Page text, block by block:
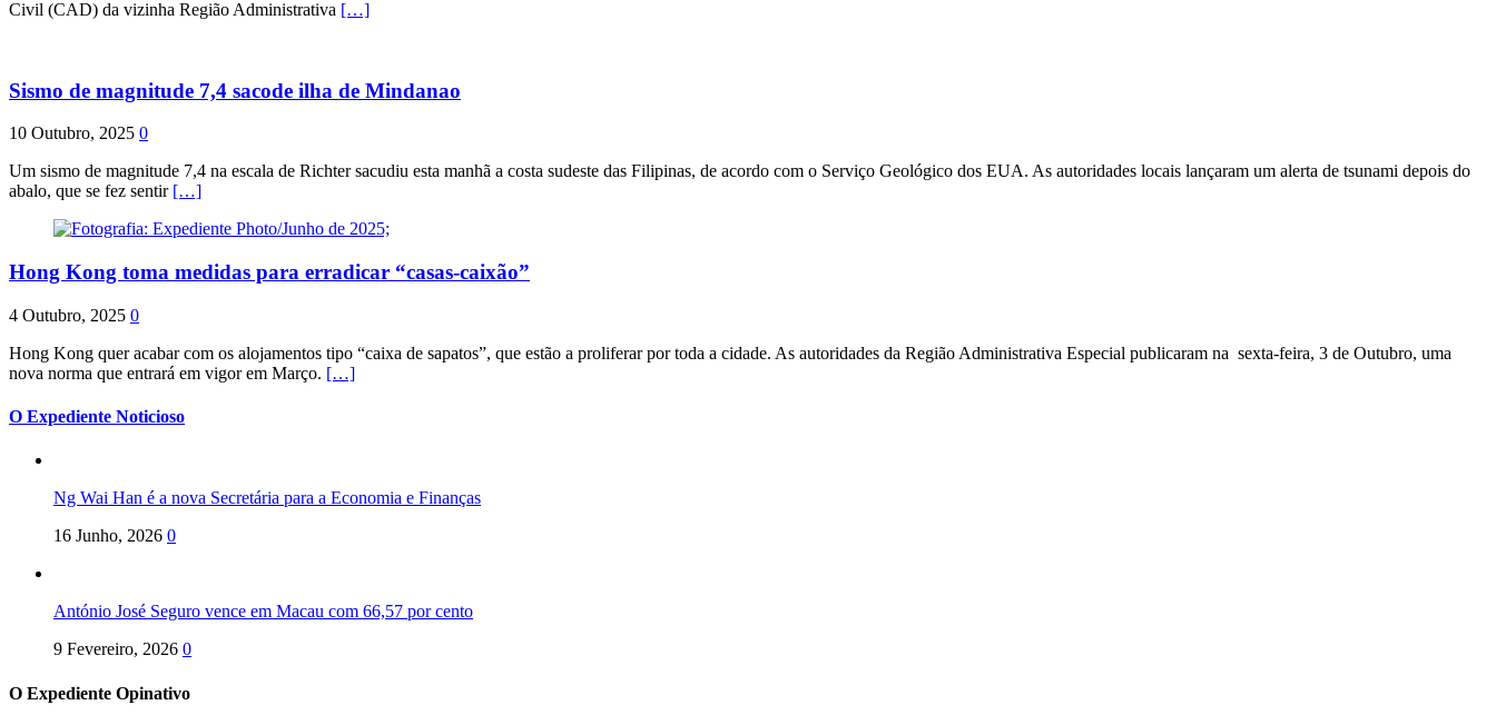
Civil (CAD) da vizinha Região Administrativa […]
Sismo de magnitude 7,4 sacode ilha de Mindanao
10 Outubro, 2025 0
Um sismo de magnitude 7,4 na escala de Richter sacudiu esta manhã a costa sudeste das Filipinas, de acordo com o Serviço Geológico dos EUA. As autoridades locais lançaram um alerta de tsunami depois do
abalo, que se fez sentir […]
Hong Kong toma medidas para erradicar “casas-caixão”
4 Outubro, 2025 0
Hong Kong quer acabar com os alojamentos tipo “caixa de sapatos”, que estão a proliferar por toda a cidade. As autoridades da Região Administrativa Especial publicaram na sexta-feira, 3 de Outubro, uma
nova norma que entrará em vigor em Março. […]
O Expediente Noticioso
Ng Wai Han é a nova Secretária para a Economia e Finanças
16 Junho, 2026 0
António José Seguro vence em Macau com 66,57 por cento
9 Fevereiro, 2026 0
O Expediente Opinativo